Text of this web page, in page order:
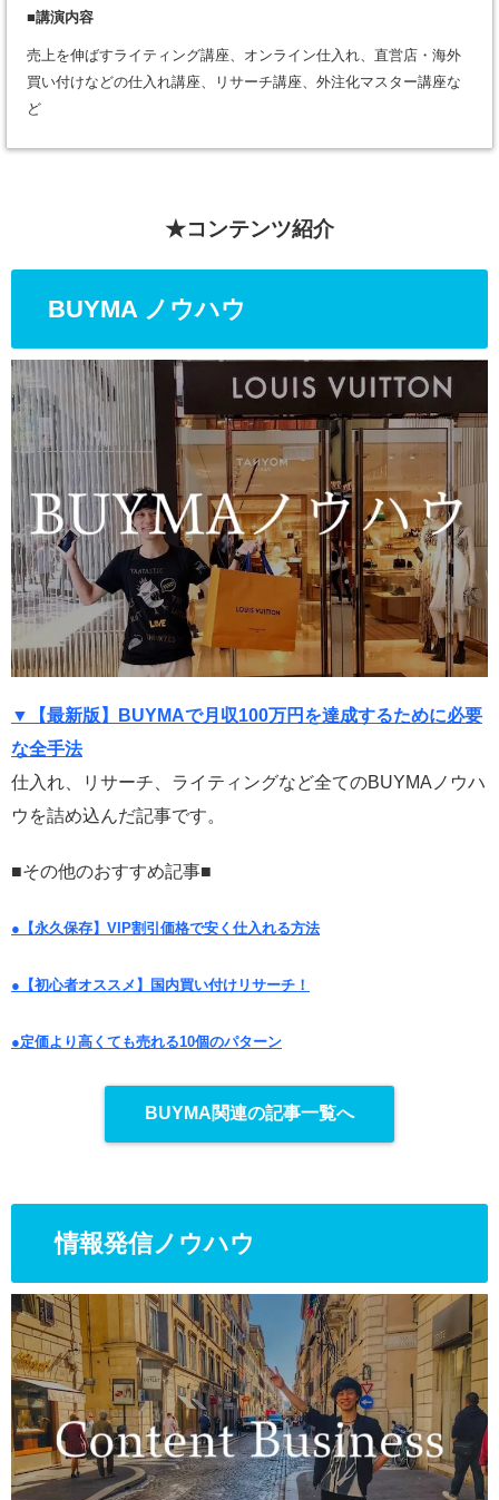
■講演内容
売上を伸ばすライティング講座、オンライン仕入れ、直営店・海外
買い付けなどの仕入れ講座、リサーチ講座、外注化マスター講座な
ど
★コンテンツ紹介
BUYMA ノウハウ
▼【最新版】BUYMAで月収100万円を達成するために必要
な全手法
仕入れ、リサーチ、ライティングなど全てのBUYMAノウハ
ウを詰め込んだ記事です。
■その他のおすすめ記事■
●【永久保存】VIP割引価格で安く仕入れる方法
●【初心者オススメ】国内買い付けリサーチ！
●定価より高くても売れる10個のパターン
BUYMA関連の記事一覧へ
情報発信ノウハウ